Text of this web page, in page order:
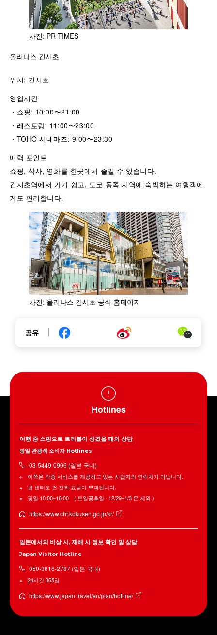
사진: PR TIMES
올리나스 긴시초
위치: 긴시초
영업시간
・쇼핑: 10:00〜21:00
・레스토랑: 11:00〜23:00
・TOHO 시네마즈: 9:00〜23:30
매력 포인트
쇼핑, 식사, 영화를 한곳에서 즐길 수 있습니다.
긴시초역에서 가기 쉽고, 도쿄 동쪽 지역에 숙박하는 여행객에
게도 편리합니다.
사진: 올리나스 긴시초 공식 홈페이지
공유
Hotlines
여행 중 쇼핑으로 트러블이 생겼을 때의 상담
방일 관광객 소비자 Hotlines
03-5449-0906 (일본 국내)
이쪽은 각종 서비스를 제공하고 있는 사업자의 연락처가 아닙니다.
콜 센터로 건 전화 요금이 부과됩니다.
평일 10:00~16:00 ( 토일공휴일 · 12/29~1/3 은 제외 )
https://www.cht.kokusen.go.jp/kr/
일본에서의 비상 시, 재해 시 정보 확인 및 상담
Japan Visitor Hotline
050-3816-2787 (일본 국내)
24시간 365일
https://www.japan.travel/en/plan/hotline/